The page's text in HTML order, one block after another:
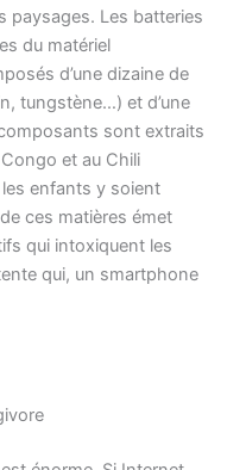
paysages. Les batteries
du matériel
d’une dizaine de
tungstène…) et d’une
sont extraits
et au Chili
enfants y soient
ces matières émet
qui intoxiquent les
qui, un smartphone